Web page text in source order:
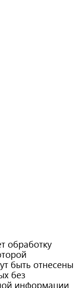
обработку
быть отнесены
без
информации